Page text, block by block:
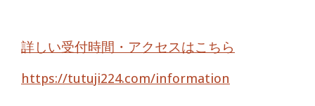
詳しい受付時間・アクセスはこちら
https://tutuji224.com/information